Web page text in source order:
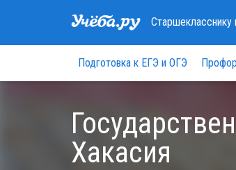
Старшекласснику
Подготовка к ЕГЭ и ОГЭ
Хакасия